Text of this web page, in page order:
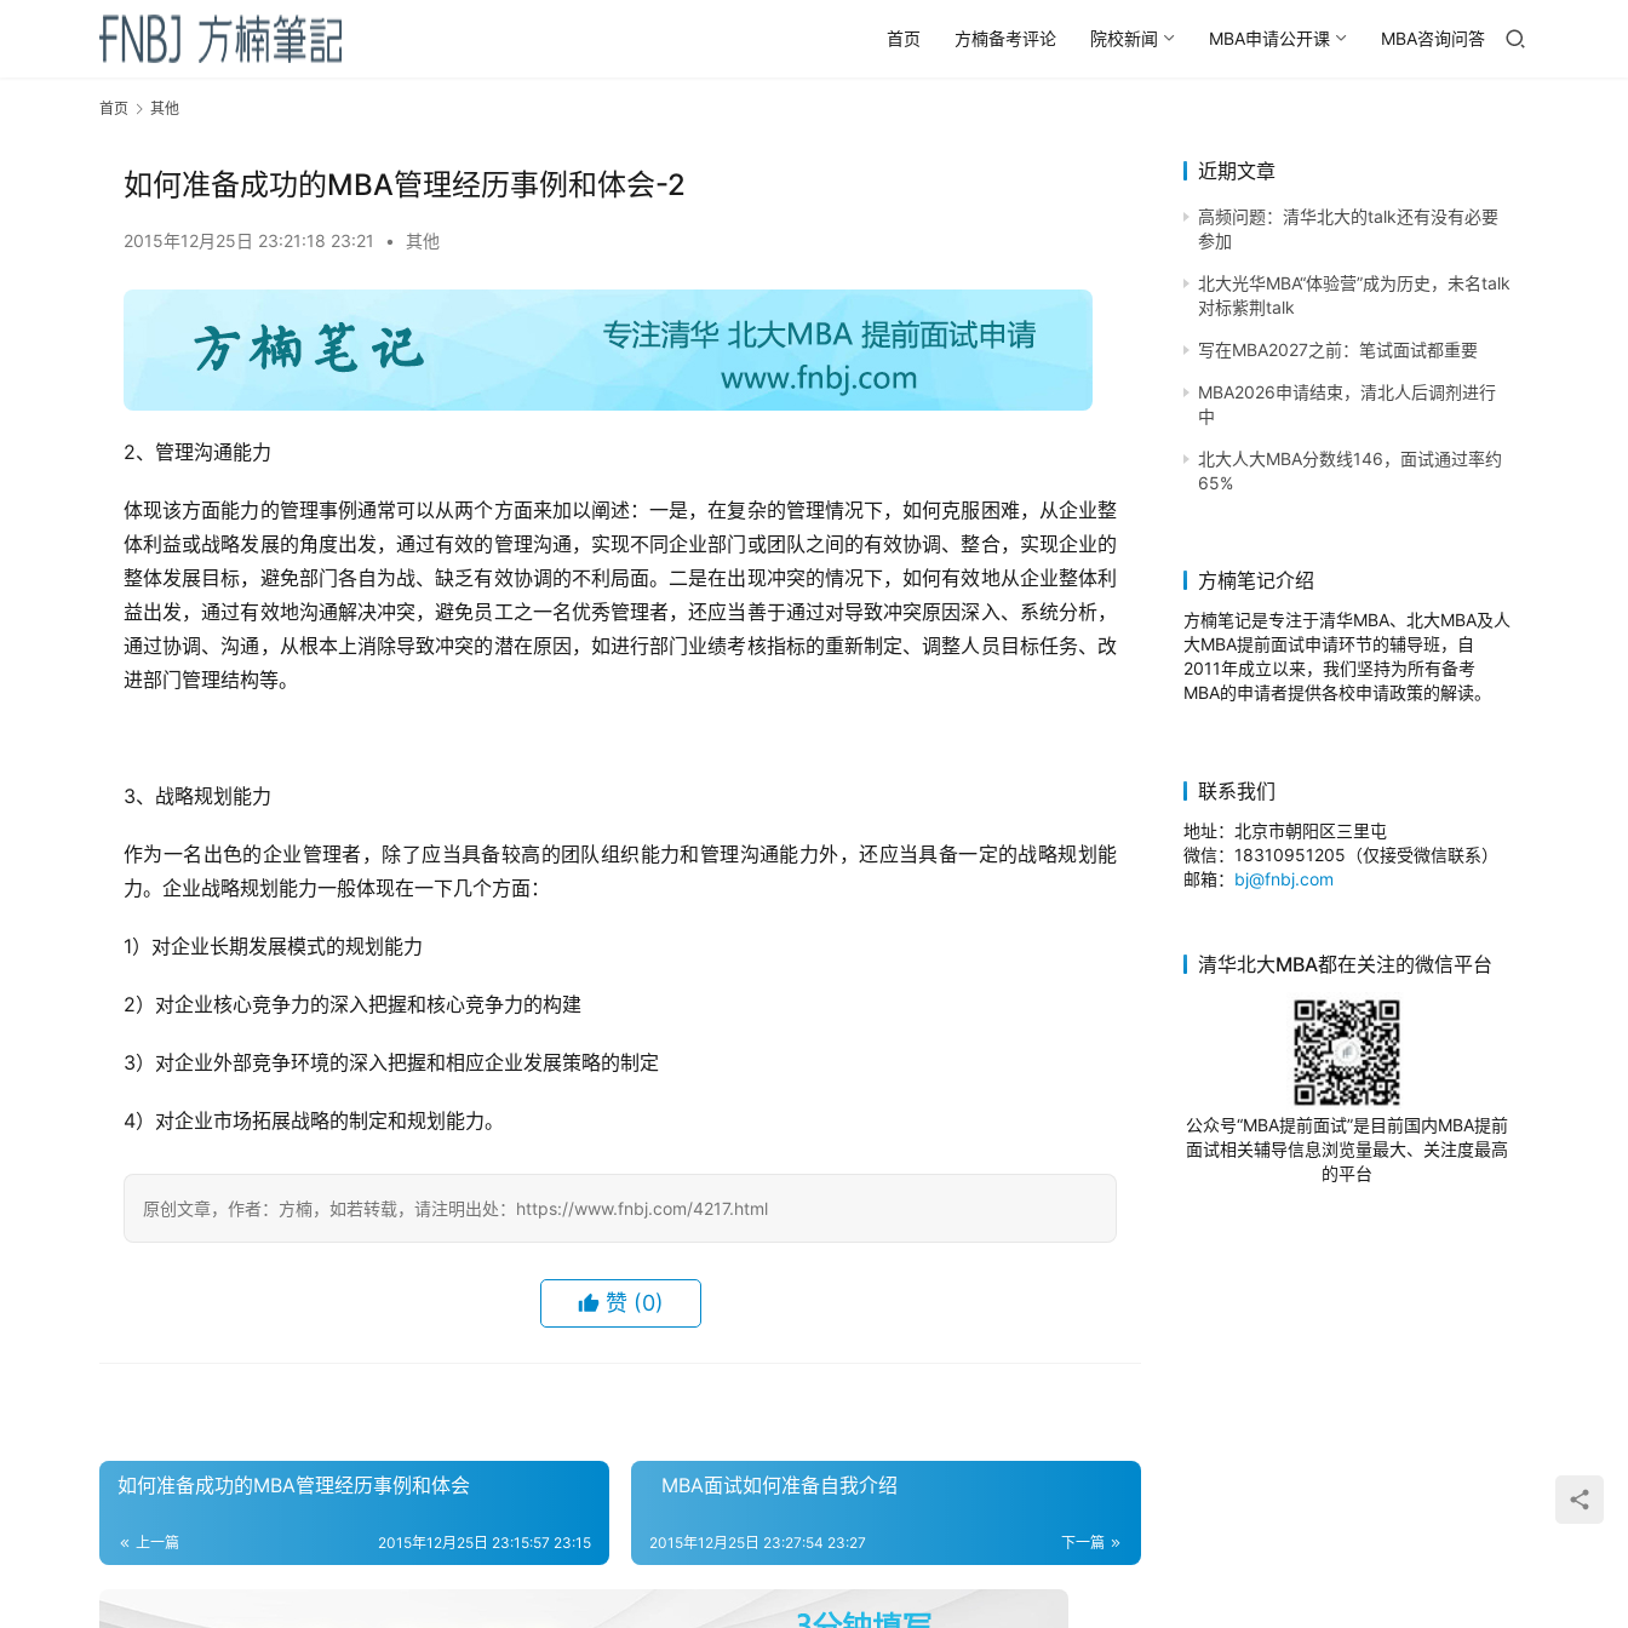
首页 方楠备考评论 院校新闻 MBA申请公开课 MBA咨询问答
首页 其他
如何准备成功的MBA管理经历事例和体会-2
2015年12月25日 23:21:18 23:21 • 其他
2、管理沟通能力
体现该方面能力的管理事例通常可以从两个方面来加以阐述：一是，在复杂的管理情况下，如何克服困难，从企业整
体利益或战略发展的角度出发，通过有效的管理沟通，实现不同企业部门或团队之间的有效协调、整合，实现企业的
整体发展目标，避免部门各自为战、缺乏有效协调的不利局面。二是在出现冲突的情况下，如何有效地从企业整体利
益出发，通过有效地沟通解决冲突，避免员工之一名优秀管理者，还应当善于通过对导致冲突原因深入、系统分析，
通过协调、沟通，从根本上消除导致冲突的潜在原因，如进行部门业绩考核指标的重新制定、调整人员目标任务、改
进部门管理结构等。
3、战略规划能力
作为一名出色的企业管理者，除了应当具备较高的团队组织能力和管理沟通能力外，还应当具备一定的战略规划能
力。企业战略规划能力一般体现在一下几个方面：
1）对企业长期发展模式的规划能力
2）对企业核心竞争力的深入把握和核心竞争力的构建
3）对企业外部竞争环境的深入把握和相应企业发展策略的制定
4）对企业市场拓展战略的制定和规划能力。
原创文章，作者：方楠，如若转载，请注明出处：https://www.fnbj.com/4217.html
赞 (0)
如何准备成功的MBA管理经历事例和体会
上一篇 2015年12月25日 23:15:57 23:15
MBA面试如何准备自我介绍
下一篇
2015年12月25日 23:27:54 23:27
近期文章
高频问题：清华北大的talk还有没有必要
参加
北大光华MBA“体验营”成为历史，未名talk
对标紫荆talk
写在MBA2027之前：笔试面试都重要
MBA2026申请结束，清北人后调剂进行
中
北大人大MBA分数线146，面试通过率约
65%
方楠笔记介绍
方楠笔记是专注于清华MBA、北大MBA及人
大MBA提前面试申请环节的辅导班，自
2011年成立以来，我们坚持为所有备考
MBA的申请者提供各校申请政策的解读。
联系我们
地址：北京市朝阳区三里屯
微信：18310951205（仅接受微信联系）
邮箱： bj@fnbj.com
清华北大MBA都在关注的微信平台
公众号“MBA提前面试”是目前国内MBA提前
面试相关辅导信息浏览量最大、关注度最高
的平台